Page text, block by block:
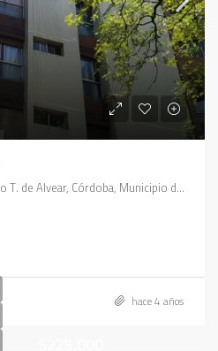
Avenida Pablo Neruda, Marcelo T. de Alvear, Córdoba, Municipio de Córdoba, Pedanía Capital, Departamento Capital, Córdoba, X5020, Argentina
hace 4 años